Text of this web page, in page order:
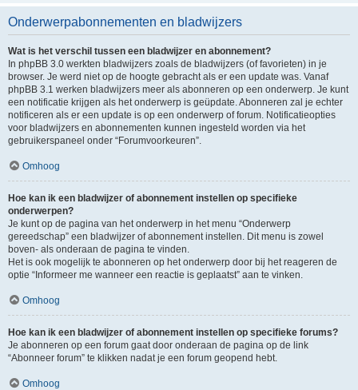
Onderwerpabonnementen en bladwijzers
Wat is het verschil tussen een bladwijzer en abonnement?
In phpBB 3.0 werkten bladwijzers zoals de bladwijzers (of favorieten) in je
browser. Je werd niet op de hoogte gebracht als er een update was. Vanaf
phpBB 3.1 werken bladwijzers meer als abonneren op een onderwerp. Je kunt
een notificatie krijgen als het onderwerp is geüpdate. Abonneren zal je echter
notificeren als er een update is op een onderwerp of forum. Notificatieopties
voor bladwijzers en abonnementen kunnen ingesteld worden via het
gebruikerspaneel onder “Forumvoorkeuren”.
Omhoog
Hoe kan ik een bladwijzer of abonnement instellen op specifieke
onderwerpen?
Je kunt op de pagina van het onderwerp in het menu “Onderwerp
gereedschap” een bladwijzer of abonnement instellen. Dit menu is zowel
boven- als onderaan de pagina te vinden.
Het is ook mogelijk te abonneren op het onderwerp door bij het reageren de
optie “Informeer me wanneer een reactie is geplaatst” aan te vinken.
Omhoog
Hoe kan ik een bladwijzer of abonnement instellen op specifieke forums?
Je abonneren op een forum gaat door onderaan de pagina op de link
“Abonneer forum” te klikken nadat je een forum geopend hebt.
Omhoog